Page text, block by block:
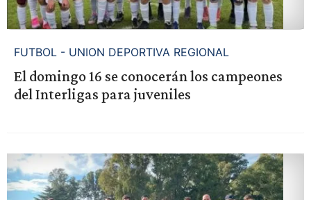
FUTBOL - UNION DEPORTIVA REGIONAL
El domingo 16 se conocerán los campeones
del Interligas para juveniles